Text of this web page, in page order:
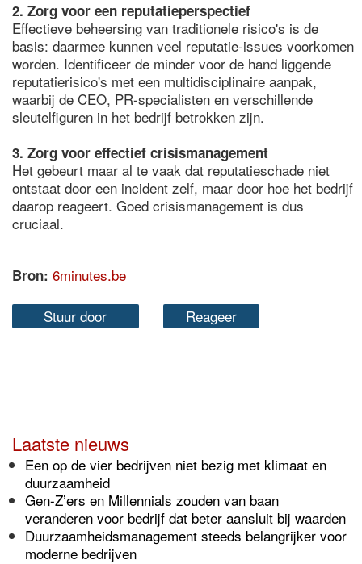
2. Zorg voor een reputatieperspectief
Effectieve beheersing van traditionele risico's is de
basis: daarmee kunnen veel reputatie-issues voorkomen
worden. Identificeer de minder voor de hand liggende
reputatierisico's met een multidisciplinaire aanpak,
waarbij de CEO, PR-specialisten en verschillende
sleutelfiguren in het bedrijf betrokken zijn.
3. Zorg voor effectief crisismanagement
Het gebeurt maar al te vaak dat reputatieschade niet
ontstaat door een incident zelf, maar door hoe het bedrijf
daarop reageert. Goed crisismanagement is dus
cruciaal.
Bron: 6minutes.be
Stuur door Reageer
Laatste nieuws
Een op de vier bedrijven niet bezig met klimaat en
duurzaamheid
Gen-Z’ers en Millennials zouden van baan
veranderen voor bedrijf dat beter aansluit bij waarden
Duurzaamheidsmanagement steeds belangrijker voor
moderne bedrijven